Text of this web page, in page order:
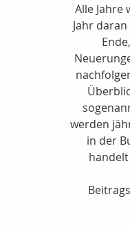
Alle Jahre
Jahr
werden
in der